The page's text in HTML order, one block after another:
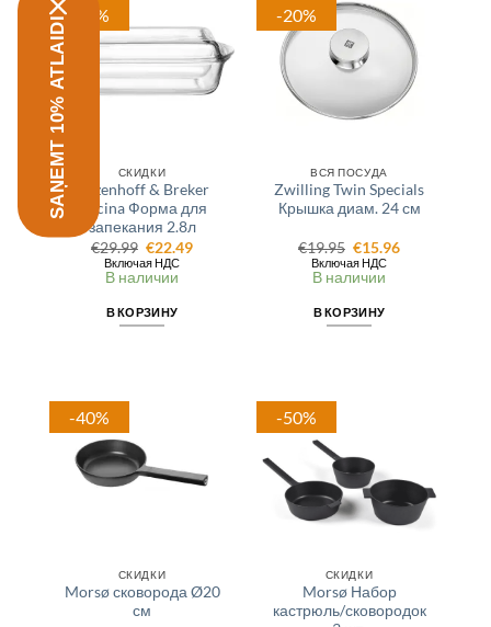
-25%
СКИДКИ
Ritzenhoff & Breker
Cucina Форма для
запекания 2.8л
€29.99 Первоначальная
цена
составляла
€22.49Текущая
Включая НДС
В наличии
В КОРЗИНУ
-20%
ВСЯ ПОСУДА
Zwilling Twin Specials
Крышка диам. 24 см
€19.95 Первоначальная
цена
составляла
€15.96Текущая
Включая НДС
В наличии
В КОРЗИНУ
-40%
СКИДКИ
Morsø сковорода Ø20
см
-50%
СКИДКИ
Morsø Набор
кастрюль/сковородок
SAŅEMT 10% ATLAIDI